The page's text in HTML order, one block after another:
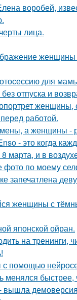
воробей,
лица.
для
без отпуска и
женщины,
работой.
а женщины -
- это когда
марта, и в
фото по моему
запечатлена
женщины с
японской ойран.
на тренинги,
помощью
менялся
вышла